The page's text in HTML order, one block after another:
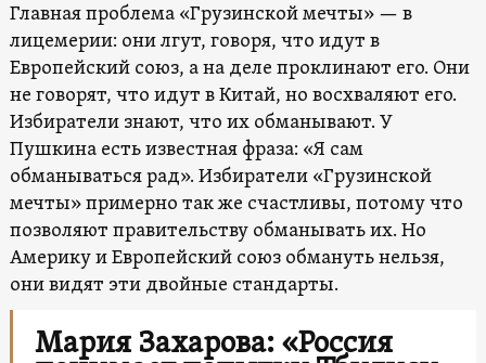
Главная проблема «Грузинской мечты» — в
лицемерии: они лгут, говоря, что идут в
Европейский союз, а на деле проклинают его. Они
не говорят, что идут в Китай, но восхваляют его.
Избиратели знают, что их обманывают. У
Пушкина есть известная фраза: «Я сам
обманываться рад». Избиратели «Грузинской
мечты» примерно так же счастливы, потому что
позволяют правительству обманывать их. Но
Америку и Европейский союз обмануть нельзя,
они видят эти двойные стандарты.
Мария Захарова: «Россия